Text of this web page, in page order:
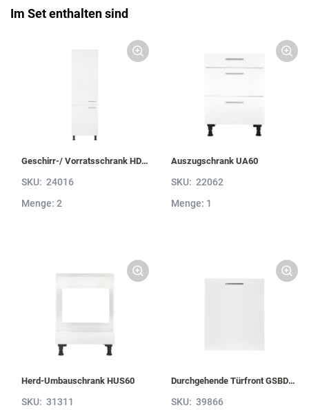
Im Set enthalten sind
Geschirr-/ Vorratsschrank HDV60-1
SKU: 24016
Menge: 2
Auszugschrank UA60
SKU: 22062
Menge: 1
Herd-Umbauschrank HUS60
SKU: 31311
Durchgehende Türfront GSBD60-I
SKU: 39866